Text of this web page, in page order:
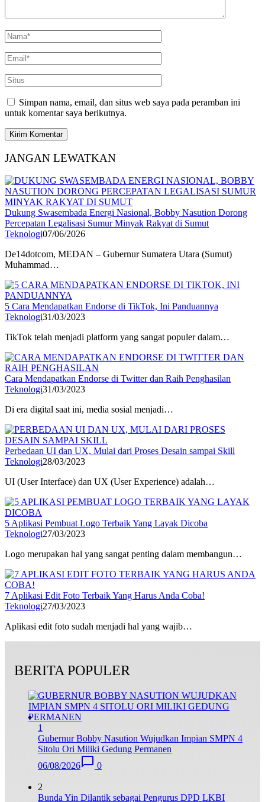
Simpan nama, email, dan situs web saya pada peramban ini
untuk komentar saya berikutnya.
JANGAN LEWATKAN
Dukung Swasembada Energi Nasional, Bobby Nasution Dorong
Percepatan Legalisasi Sumur Minyak Rakyat di Sumut
Teknologi07/06/2026
De14dotcom, MEDAN – Gubernur Sumatera Utara (Sumut)
Muhammad…
5 Cara Mendapatkan Endorse di TikTok, Ini Panduannya
Teknologi31/03/2023
TikTok telah menjadi platform yang sangat populer dalam…
Cara Mendapatkan Endorse di Twitter dan Raih Penghasilan
Teknologi31/03/2023
Di era digital saat ini, media sosial menjadi…
Perbedaan UI dan UX, Mulai dari Proses Desain sampai Skill
Teknologi28/03/2023
UI (User Interface) dan UX (User Experience) adalah…
5 Aplikasi Pembuat Logo Terbaik Yang Layak Dicoba
Teknologi27/03/2023
Logo merupakan hal yang sangat penting dalam membangun…
7 Aplikasi Edit Foto Terbaik Yang Harus Anda Coba!
Teknologi27/03/2023
Aplikasi edit foto sudah menjadi hal yang wajib…
BERITA POPULER
1
Gubernur Bobby Nasution Wujudkan Impian SMPN 4
Sitolu Ori Miliki Gedung Permanen
06/08/2026
0
2
Bunda Yin Dilantik sebagai Pengurus DPD LKBI